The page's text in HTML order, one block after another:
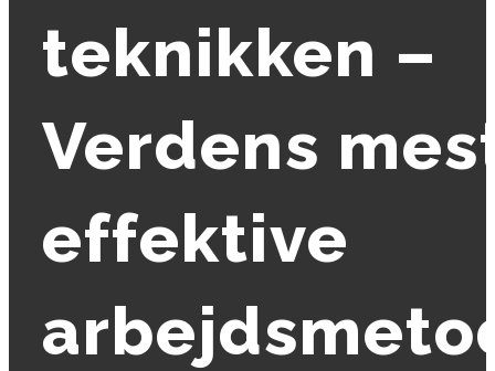
teknikken –
Verdens
effektive